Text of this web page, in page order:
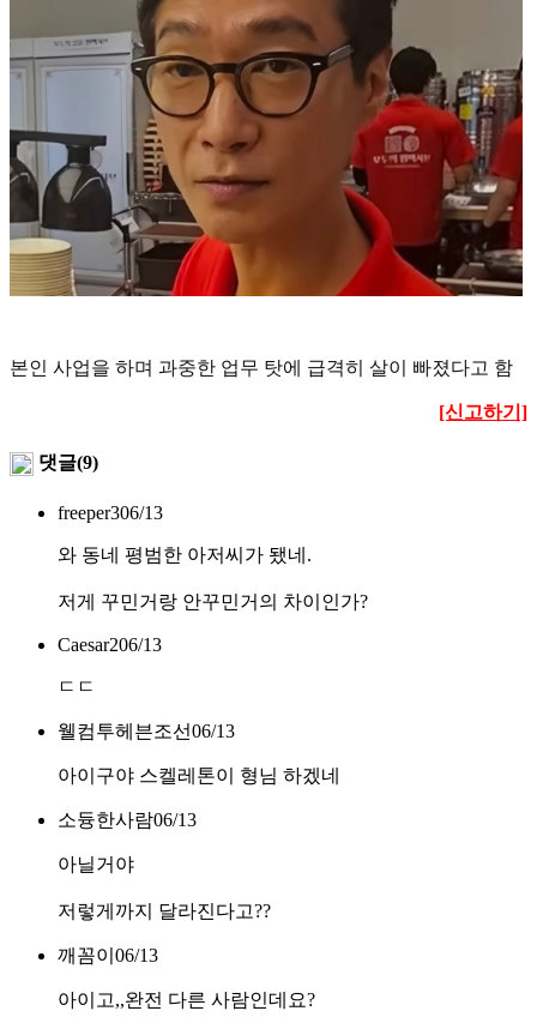
본인 사업을 하며 과중한 업무 탓에 급격히 살이 빠졌다고 함
[신고하기]
댓글(9)
freeper306/13
와 동네 평범한 아저씨가 됐네.
저게 꾸민거랑 안꾸민거의 차이인가?
Caesar206/13
ㄷㄷ
웰컴투헤븐조선06/13
아이구야 스켈레톤이 형님 하겠네
소듕한사람06/13
아닐거야
저렇게까지 달라진다고??
깨꼼이 06/13
아이고,,완전 다른 사람인데요?